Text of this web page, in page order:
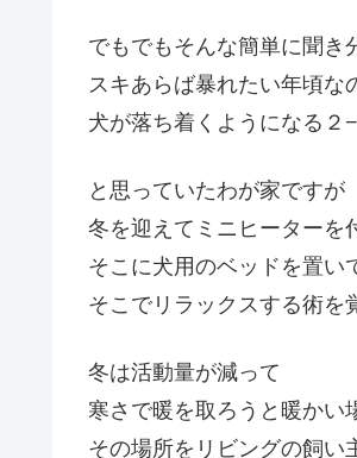
でもでもそんな簡単に聞き
スキあらば暴れたい年頃な
犬が落ち着くようになる２
と思っていたわが家ですが
冬を迎えてミニヒーターを
そこに犬用のベッドを置い
そこでリラックスする術を
冬は活動量が減って
寒さで暖を取ろうと暖かい
その場所をリビングの飼い